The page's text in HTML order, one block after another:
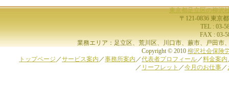
東京都足立区の柳沢
〒121-0836 東京
TEL : 03-
FAX : 03-
業務エリア：足立区、荒川区、川口市、蕨市、戸田市
Copyright © 2010 柳沢社会保険
トップページ ／サービス案内 ／事務所案内 ／代表者プロフィール／料金案内
／ リーフレット ／今月のお仕事／